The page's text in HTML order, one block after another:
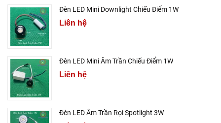
Đèn LED Mini Downlight Chiếu Điểm 1W
Liên hệ
Đèn LED Mini Âm Trần Chiếu Điểm 1W
Liên hệ
Đèn LED Âm Trần Rọi Spotlight 3W